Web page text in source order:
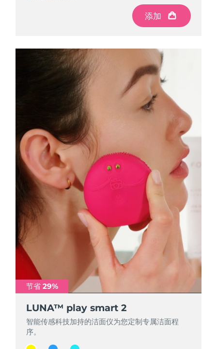
添加
添加
添加
节省 29%
LUNA™ play smart 2
智能传感科技加持的洁面仪为您定制专属洁面程
序。
节省 29%
LUNA™ play smart 2
智能传感科技加持的洁面仪为您定制专属洁面程
序。
节省 29%
LUNA™ play smart 2
智能传感科技加持的洁面仪为您定制专属洁面程
序。